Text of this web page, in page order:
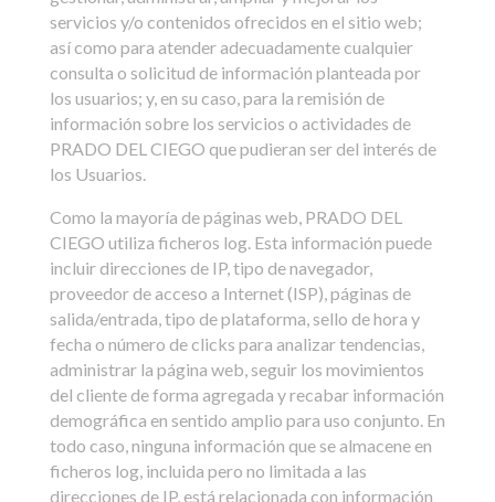
servicios y/o contenidos ofrecidos en el sitio web;
así como para atender adecuadamente cualquier
consulta o solicitud de información planteada por
los usuarios; y, en su caso, para la remisión de
información sobre los servicios o actividades de
PRADO DEL CIEGO que pudieran ser del interés de
los Usuarios.
Como la mayoría de páginas web, PRADO DEL
CIEGO utiliza ficheros log. Esta información puede
incluir direcciones de IP, tipo de navegador,
proveedor de acceso a Internet (ISP), páginas de
salida/entrada, tipo de plataforma, sello de hora y
fecha o número de clicks para analizar tendencias,
administrar la página web, seguir los movimientos
del cliente de forma agregada y recabar información
demográfica en sentido amplio para uso conjunto. En
todo caso, ninguna información que se almacene en
ficheros log, incluida pero no limitada a las
direcciones de IP, está relacionada con información